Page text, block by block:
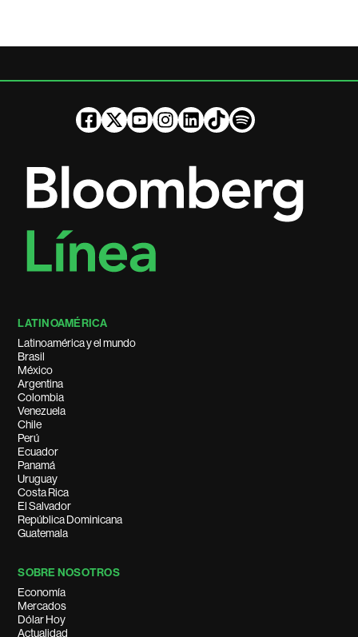
LATINOAMÉRICA
Latinoamérica y el mundo
Brasil
México
Argentina
Colombia
Venezuela
Chile
Perú
Ecuador
Panamá
Uruguay
Costa Rica
El Salvador
República Dominicana
Guatemala
SOBRE NOSOTROS
Economía
Mercados
Dólar Hoy
Actualidad